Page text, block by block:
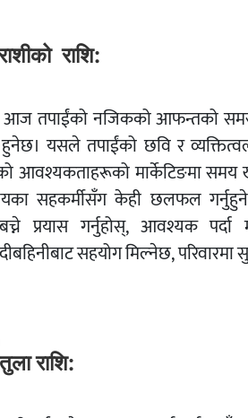
राशि:
आज तपाईंको नजिकको आफन्तको
यसले तपाईंको छवि र
आवश्यकताहरूको मार्केटिङमा समय
सहकर्मीसँग केही छलफल
प्रयास गर्नुहोस्, आवश्यक पर्दा
सहयोग मिल्नेछ,
तुला राशि: